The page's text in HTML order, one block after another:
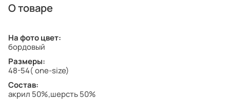
О товаре
На фото цвет:
бордовый
Размеры:
48-54( one-size)
Состав:
акрил 50%,шерсть 50%